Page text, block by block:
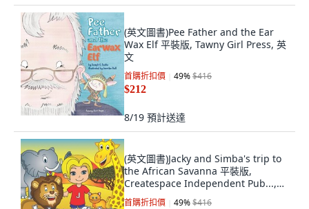
(英文圖書)Pee Father and the Ear
Wax Elf 平裝版, Tawny Girl Press, 英
文
首購折扣價 49%$416
$212
8/19 預計送達
(英文圖書)Jacky and Simba's trip to
the African Savanna 平裝版,
Createspace Independent Pub...,
英文
首購折扣價 49%$416